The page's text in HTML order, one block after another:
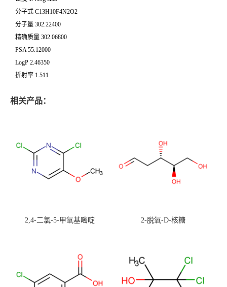
分子式 C13H10F4N2O2
分子量 302.22400
精确质量 302.06800
PSA 55.12000
LogP 2.46350
折射率 1.511
相关产品：
2,4-二氯-5-甲氧基嘧啶 2-脱氧-D-核糖